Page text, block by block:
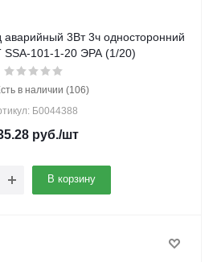
аварийный 3Вт 3ч односторонний
101-1-20 ЭРА (1/20)
в наличии (106)
Б0044388
руб./шт
В корзину